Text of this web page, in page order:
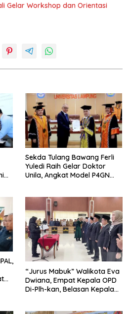
Gelar Workshop dan Orientasi
Sekda Tulang Bawang Ferli
Yuledi Raih Gelar Doktor
Unila, Angkat Model P4GN
“Jurus Mabuk” Walikota Eva
Dwiana, Empat Kepala OPD
Di-Plh-kan, Belasan Kepala